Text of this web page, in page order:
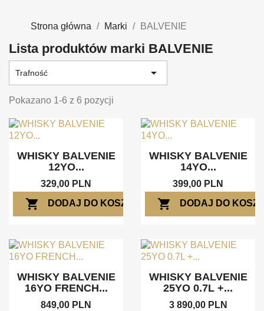
Strona główna Marki BALVENIE
Lista produktów marki BALVENIE
Trafność 
Pokazano 1-6 z 6 pozycji
WHISKY BALVENIE
12YO...
329,00 PLN
shopping_cart DODAJ DO KOSZYKA
WHISKY BALVENIE
14YO...
399,00 PLN
shopping_cart DODAJ DO
WHISKY BALVENIE
16YO FRENCH...
849,00 PLN
WHISKY BALVENIE
25YO 0.7L +...
3 890,00 PLN